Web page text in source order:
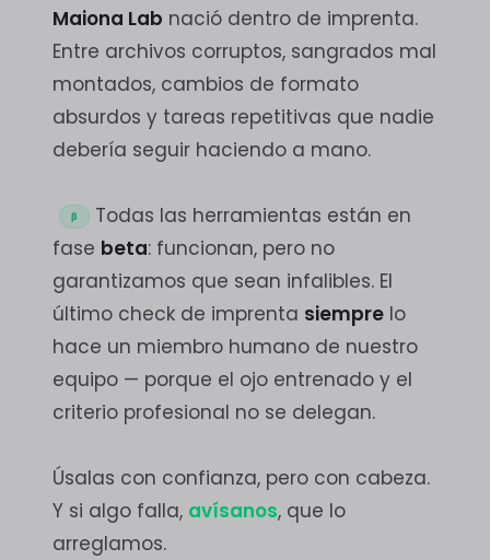
Maiona Lab nació dentro de imprenta.
Entre archivos corruptos, sangrados mal
montados, cambios de formato
absurdos y tareas repetitivas que nadie
debería seguir haciendo a mano.
β
Todas las herramientas están en
fase beta: funcionan, pero no
garantizamos que sean infalibles. El
último check de imprenta siempre lo
hace un miembro humano de nuestro
equipo — porque el ojo entrenado y el
criterio profesional no se delegan.
Úsalas con confianza, pero con cabeza.
Y si algo falla, avísanos, que lo
arreglamos.